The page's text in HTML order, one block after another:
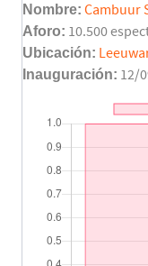
Nombre: Cambuur
Aforo: 10.500
Ubicación:
Inauguración: 12/